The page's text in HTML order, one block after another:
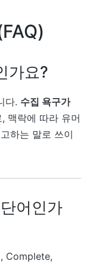
가요?
다. 수집 욕구가
, 맥락에 따라 유머
하는 말로 쓰이
어인가
Complete,